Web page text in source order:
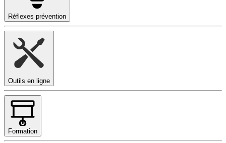
Réflexes prévention
Outils en ligne
Formation